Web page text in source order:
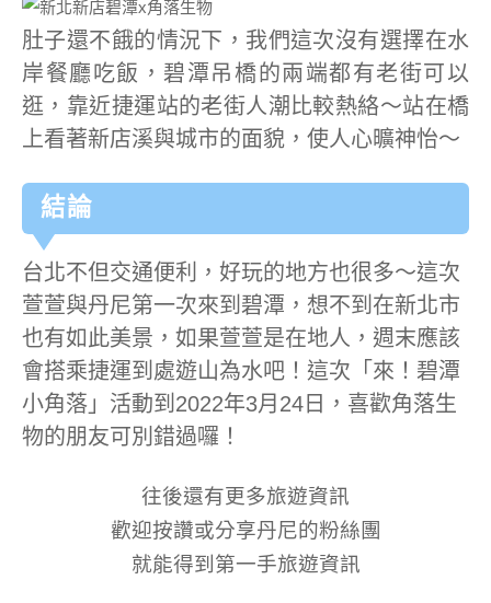
肚子還不餓的情況下，我們這次沒有選擇在水
岸餐廳吃飯，碧潭吊橋的兩端都有老街可以
逛，靠近捷運站的老街人潮比較熱絡～站在橋
上看著新店溪與城市的面貌，使人心曠神怡～
結論
台北不但交通便利，好玩的地方也很多～這次
萱萱與丹尼第一次來到碧潭，想不到在新北市
也有如此美景，如果萱萱是在地人，週末應該
會搭乘捷運到處遊山為水吧！這次「來！碧潭
小角落」活動到2022年3月24日，喜歡角落生
物的朋友可別錯過囉！
往後還有更多旅遊資訊
歡迎按讚或分享丹尼的粉絲團
就能得到第一手旅遊資訊